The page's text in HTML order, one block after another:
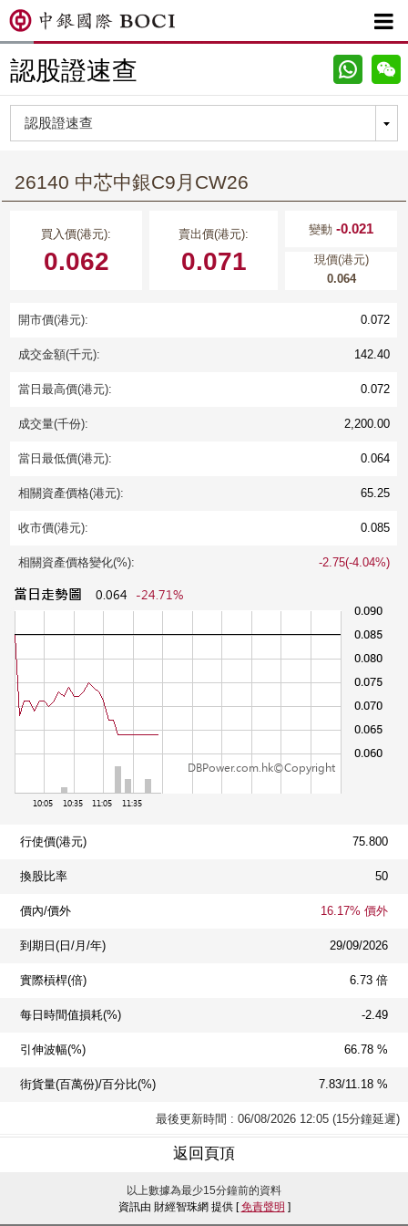

認股證速查
26140 中芯中銀C9月CW26
買入價(港元):
0.062
賣出價(港元):
0.071
變動-0.021
現價(港元)
0.064
開市價(港元): 0.072
成交金額(千元): 142.40
當日最高價(港元): 0.072
成交量(千份): 2,200.00
當日最低價(港元): 0.064
相關資產價格(港元): 65.25
收市價(港元): 0.085
相關資產價格變化(%): -2.75(-4.04%)
行使價(港元) 75.800
換股比率 50
價內/價外 16.17% 價外
到期日(日/月/年) 29/09/2026
實際槓桿(倍) 6.73 倍
每日時間值損耗(%) -2.49
引伸波幅(%) 66.78 %
街貨量(百萬份)/百分比(%) 7.83/11.18 %
最後更新時間 : 06/08/2026 12:05 (15分鐘延遲)
返回頁頂
以上數據為最少15分鐘前的資料
資訊由 財經智珠網 提供 [免責聲明 ]